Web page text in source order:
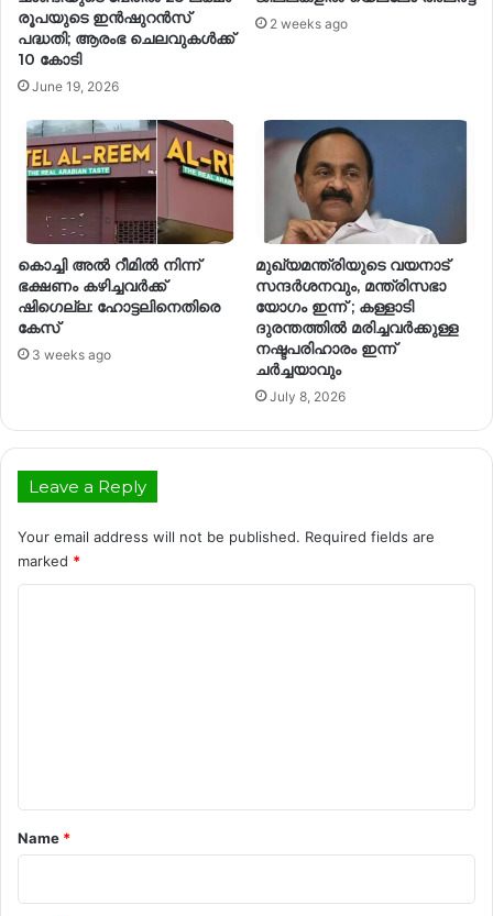
രൂപയുടെ ഇൻഷുറൻസ്
പദ്ധതി; ആരംഭ ചെലവുകൾക്ക്
10 കോടി
June 19, 2026
2 weeks ago
കൊച്ചി അൽ റീമിൽ നിന്ന്
ഭക്ഷണം കഴിച്ചവർക്ക്
ഷിഗെല്ല: ഹോട്ടലിനെതിരെ
കേസ്
3 weeks ago
മുഖ്യമന്ത്രിയുടെ വയനാട്
സന്ദർശനവും, മന്ത്രിസഭാ
യോ​ഗം ഇന്ന് ; കള്ളാടി
ദുരന്തത്തിൽ മരിച്ചവർക്കുള്ള
നഷ്ടപരിഹാരം ഇന്ന്
ചർച്ചയാവും
July 8, 2026
Leave a Reply
Your email address will not be published. Required fields are
marked *
*
Name *